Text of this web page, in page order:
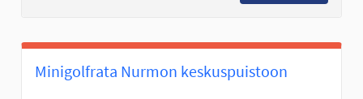
Minigolfrata Nurmon keskuspuistoon